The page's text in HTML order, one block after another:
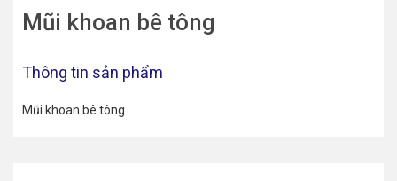
Mũi khoan bê tông
Thông tin sản phẩm
Mũi khoan bê tông